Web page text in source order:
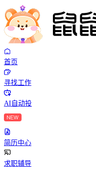
首页
寻找工作
AI自动投
简历中心
求职辅导